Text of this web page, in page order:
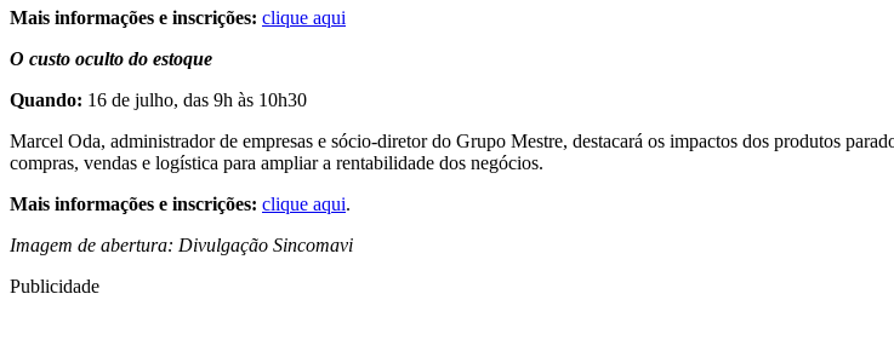
Mais informações e inscrições: clique aqui
O custo oculto do estoque
Quando: 16 de julho, das 9h às 10h30
Marcel Oda, administrador de empresas e sócio-diretor do Grupo Mestre, destacará os impactos dos produtos
compras, vendas e logística para ampliar a rentabilidade dos negócios.
Mais informações e inscrições: clique aqui.
Imagem de abertura: Divulgação Sincomavi
Publicidade